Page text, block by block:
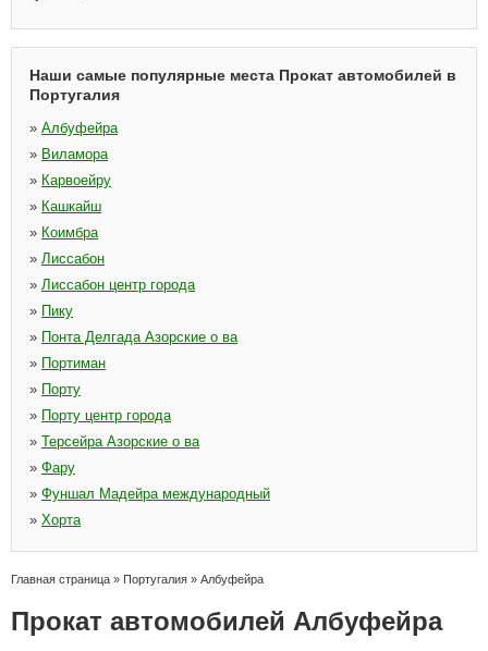
Наши самые популярные места Прокат автомобилей в
Португалия
» Албуфейра
» Виламора
» Карвоейру
» Кашкайш
» Коимбра
» Лиссабон
» Лиссабон центр города
» Пику
» Понта Делгада Азорские о ва
» Портиман
» Порту
» Порту центр города
» Терсейра Азорские о ва
» Фару
» Фуншал Мадейра международный
» Хорта
Главная страница » Португалия » Албуфейра
Прокат автомобилей Албуфейра